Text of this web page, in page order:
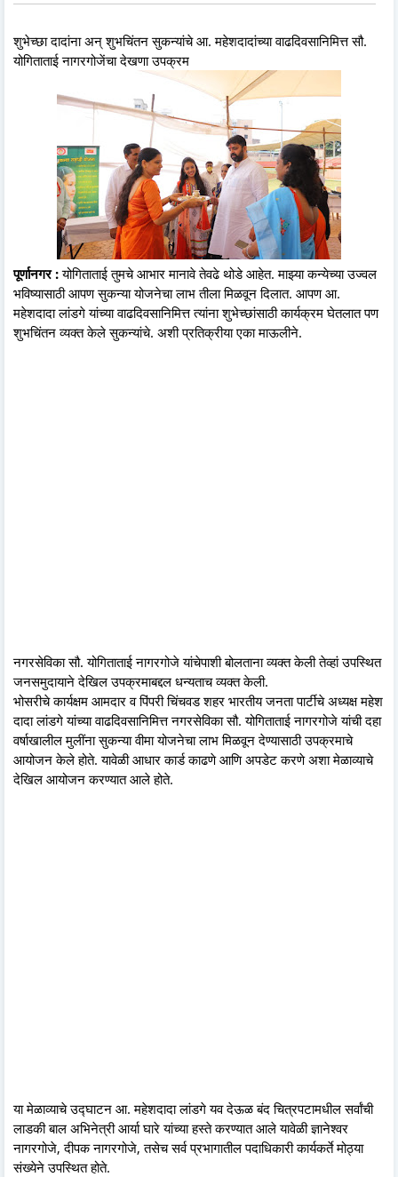
शुभेच्छा दादांना अन् शुभचिंतन सुकन्यांचे आ. महेशदादांच्या वाढदिवसानिमित्त सौ.
योगिताताई नागरगोजेंचा देखणा उपक्रम
पूर्णानगर :योगिताताई तुमचे आभार मानावे तेवढे थोडे आहेत. माझ्या कन्येच्या उज्वल
भविष्यासाठी आपण सुकन्या योजनेचा लाभ तीला मिळवून दिलात. आपण आ.
महेशदादा लांडगे यांच्या वाढदिवसानिमित्त त्यांना शुभेच्छांसाठी कार्यक्रम घेतलात पण
शुभचिंतन व्यक्त केले सुकन्यांचे. अशी प्रतिक्रीया एका माऊलीने.
नगरसेविका सौ. योगिताताई नागरगोजे यांचेपाशी बोलताना व्यक्त केली तेव्हां उपस्थित
जनसमुदायाने देखिल उपक्रमाबद्दल धन्यताच व्यक्त केली.
भोसरीचे कार्यक्षम आमदार व पिंपरी चिंचवड शहर भारतीय जनता पार्टीचे अध्यक्ष महेश
दादा लांडगे यांच्या वाढदिवसानिमित्त नगरसेविका सौ. योगिताताई नागरगोजे यांची दहा
वर्षाखालील मुलींना सुकन्या वीमा योजनेचा लाभ मिळवून देण्यासाठी उपक्रमाचे
आयोजन केले होते. यावेळी आधार कार्ड काढणे आणि अपडेट करणे अशा मेळाव्याचे
देखिल आयोजन करण्यात आले होते.
या मेळाव्याचे उद्घाटन आ. महेशदादा लांडगे यव देऊळ बंद चित्रपटामधील सर्वांची
लाडकी बाल अभिनेत्री आर्या घारे यांच्या हस्ते करण्यात आले यावेळी ज्ञानेश्वर
नागरगोजे, दीपक नागरगोजे, तसेच सर्व प्रभागातील पदाधिकारी कार्यकर्ते मोठ्या
संख्येने उपस्थित होते.